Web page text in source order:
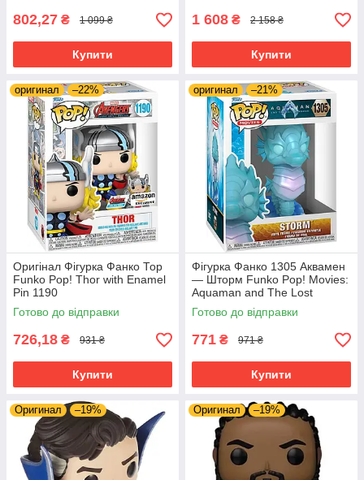
802,27 ₴ 1 099 ₴
Купити
1 608 ₴ 2 158 ₴
Купити
оригинал –22%
Оригінал Фігурка Фанко Тор
Funko Pop! Thor with Enamel
Pin 1190
Готово до відправки
726,18 ₴ 931 ₴
Купити
оригинал –21%
Фігурка Фанко 1305 Аквамен
— Шторм Funko Pop! Movies:
Aquaman and The Lost
Kingdom - Storm
Готово до відправки
771 ₴ 971 ₴
Купити
Оригинал –19% Оригинал –19%